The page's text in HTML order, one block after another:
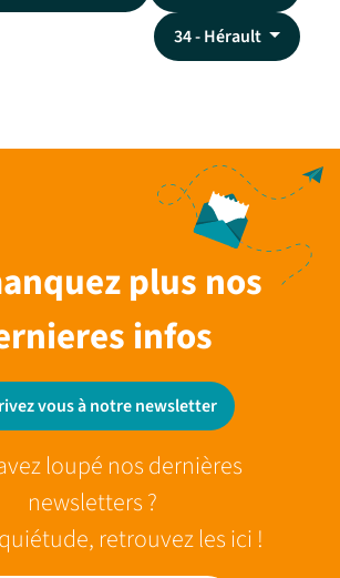
34 - Hérault
plus nos
infos
vous à notre newsletter
loupé nos dernières
newsletters ?
retrouvez les ici !